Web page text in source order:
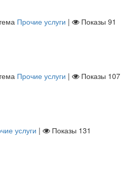
Прочие услуги | Показы 91
Прочие услуги | Показы 107
услуги | Показы 131